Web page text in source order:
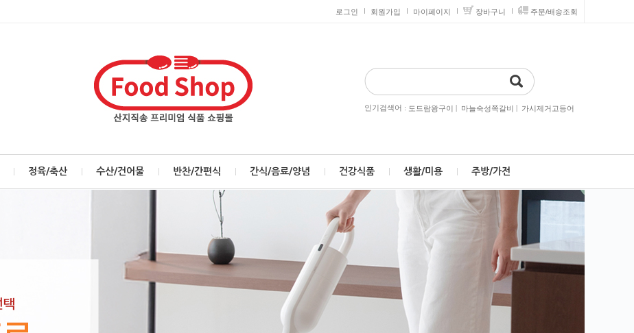
로그인 회원가입 마이페이지 장바구니 주문/배송조회
인기검색어 : 도드람왕구이 | 마늘숙성쪽갈비 | 가시제거고등어
정육/축산 수산/건어물 반찬/간편식 간식/음료/양념 건강식품 생활/미용 주방/가전